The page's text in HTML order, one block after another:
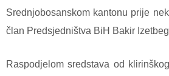
Srednjobosanskom kantonu prije
član Predsjedništva BiH Bakir
Raspodjelom sredstava od